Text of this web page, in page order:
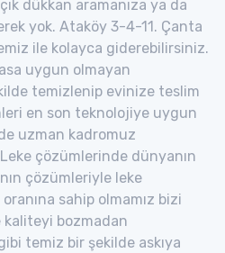
dükkan aramanıza ya da
yok. Ataköy 3-4-11. Çanta
ile kolayca giderebilirsiniz.
uygun olmayan
temizlenip evinize teslim
en son teknolojiye uygun
uzman kadromuz
çözümlerinde dünyanın
çözümleriyle leke
sahip olmamız bizi
kaliteyi bozmadan
temiz bir şekilde askıya